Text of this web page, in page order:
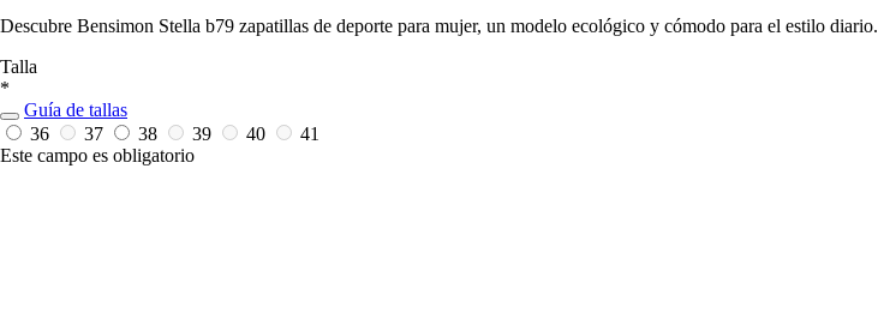
Descubre Bensimon Stella b79 zapatillas de deporte para mujer, un modelo ecológico y cómodo para el estilo diario.
Talla
*
Guía de tallas
36
37 38 39 40
41
Este campo es obligatorio